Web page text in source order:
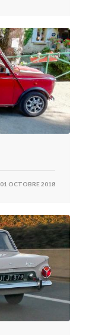
01 OCTOBRE 2018